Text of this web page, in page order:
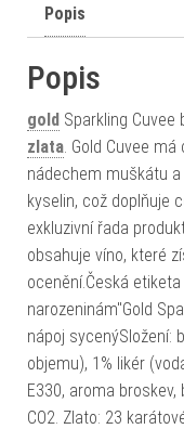
Popis
Popis
gold Sparkling
zlata. Gold Cuvee
nádechem muškátu
kyselin, což doplňuje
exkluzivní řada
obsahuje víno, které
ocenění.Česká
narozeninám"Gold
nápoj sycenýSložení:
objemu), 1% likér
E330, aroma
CO2. Zlato: 23